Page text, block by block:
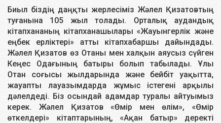
Биыл біздің даңқты жерлесіміз Жәлел Қизатовтың
туғанына 105 жыл толады. Орталық аудандық
кітапхананың кітапханашылары «Жауынгерлік және
еңбек ерліктері» атты кітапхабаршы дайындады.
Жәлел Қизатов өз Отаны мен халқын аяусыз сүйген
Кеңес Одағының батыры болып табылады. Ұлы
Отан соғысы жылдарында және бейбіт уақытта,
жауапты лауазымдарда жұмыс істегені арқылы
дәлелдеді. Біз осындай адамдар туралы айтуымыз
керек. Жәлел Қизатов «Өмір мен өлім», «Өмір
өткелдері» кітаптарының, «Ақан батыр» деректі